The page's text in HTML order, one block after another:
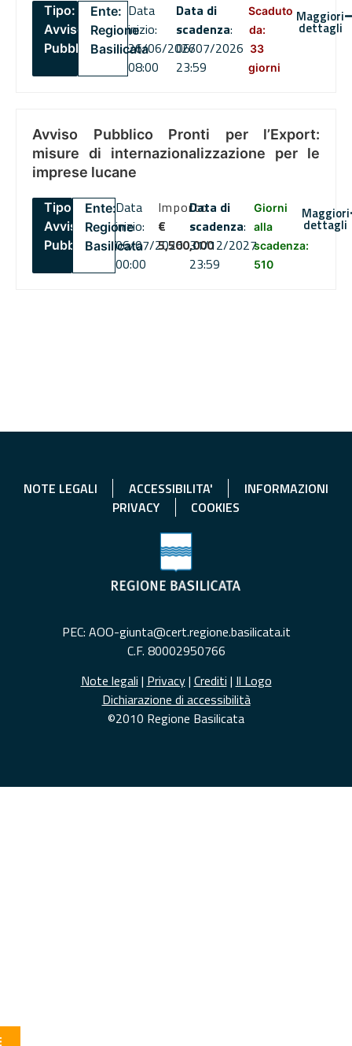
Tipo:
Avviso
Pubblico
Ente:
Regione
Basilicata
Data
inizio:
26/06/2026
08:00
Data di
scadenza:
06/07/2026
23:59
Scaduto
da:
33
giorni
Maggiori
dettagli
Avviso Pubblico Pronti per l’Export:
misure di internazionalizzazione per le
imprese lucane
Tipo:
Avviso
Pubblico
Ente:
Regione
Basilicata
Data
inizio:
06/07/2026
00:00
Importo
€
5,500,000
Data di
scadenza:
31/12/2027
23:59
Giorni
alla
scadenza:
510
Maggiori
dettagli
NOTE LEGALI ACCESSIBILITA'
INFORMAZIONI
PRIVACY
COOKIES
PEC: AOO-giunta@cert.regione.basilicata.it
C.F. 80002950766
Note legali | Privacy| Crediti | Il Logo
Dichiarazione di accessibilità
©2010 Regione Basilicata